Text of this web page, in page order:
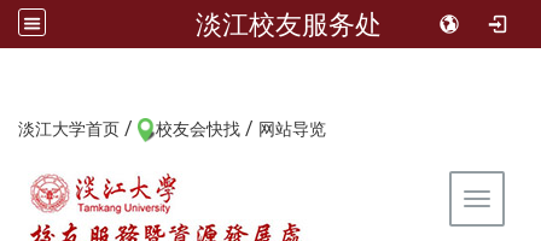
淡江校友服务处
淡江大学首页 / 校友会快找 / 网站导览
Toggle